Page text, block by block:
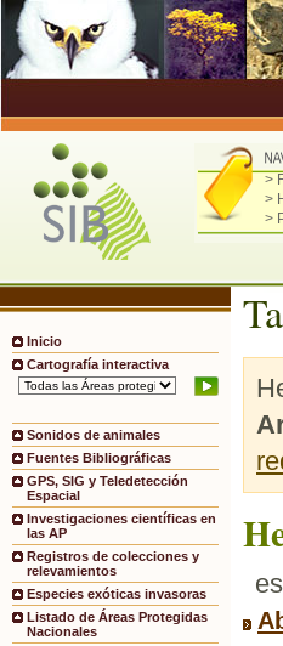
>
>
>
Inicio
Cartografía interactiva
Sonidos de animales
Fuentes Bibliográficas
GPS, SIG y Teledetección
Espacial
Investigaciones científicas en
las AP
Registros de colecciones y
relevamientos
Especies exóticas invasoras
Listado de Áreas Protegidas
Nacionales